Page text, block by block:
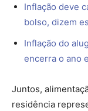
Inflação deve
bolso, dizem
Inflação do
encerra o ano
Juntos,
residência